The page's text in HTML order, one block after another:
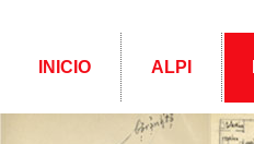
INICIO ALPI